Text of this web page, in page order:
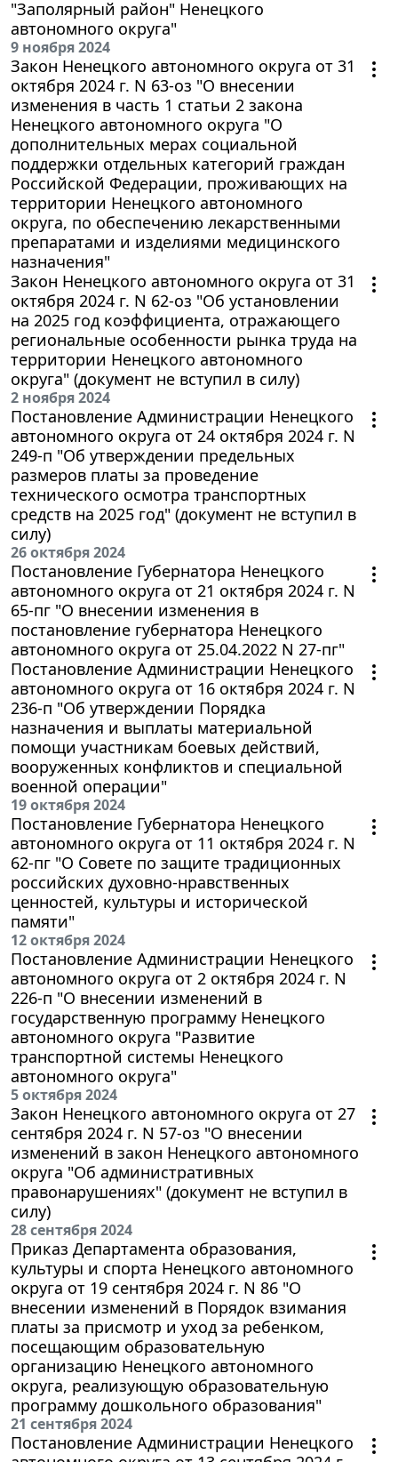
"Заполярный район" Ненецкого
автономного округа"
9 ноября 2024
Закон Ненецкого автономного округа от 31
октября 2024 г. N 63-оз "О внесении
изменения в часть 1 статьи 2 закона
Ненецкого автономного округа "О
дополнительных мерах социальной
поддержки отдельных категорий граждан
Российской Федерации, проживающих на
территории Ненецкого автономного
округа, по обеспечению лекарственными
препаратами и изделиями медицинского
назначения"
Закон Ненецкого автономного округа от 31
октября 2024 г. N 62-оз "Об установлении
на 2025 год коэффициента, отражающего
региональные особенности рынка труда на
территории Ненецкого автономного
округа" (документ не вступил в силу)
2 ноября 2024
Постановление Администрации Ненецкого
автономного округа от 24 октября 2024 г. N
249-п "Об утверждении предельных
размеров платы за проведение
технического осмотра транспортных
средств на 2025 год" (документ не вступил в
силу)
26 октября 2024
Постановление Губернатора Ненецкого
автономного округа от 21 октября 2024 г. N
65-пг "О внесении изменения в
постановление губернатора Ненецкого
автономного округа от 25.04.2022 N 27-пг"
Постановление Администрации Ненецкого
автономного округа от 16 октября 2024 г. N
236-п "Об утверждении Порядка
назначения и выплаты материальной
помощи участникам боевых действий,
вооруженных конфликтов и специальной
военной операции"
19 октября 2024
Постановление Губернатора Ненецкого
автономного округа от 11 октября 2024 г. N
62-пг "О Совете по защите традиционных
российских духовно-нравственных
ценностей, культуры и исторической
памяти"
12 октября 2024
Постановление Администрации Ненецкого
автономного округа от 2 октября 2024 г. N
226-п "О внесении изменений в
государственную программу Ненецкого
автономного округа "Развитие
транспортной системы Ненецкого
автономного округа"
5 октября 2024
Закон Ненецкого автономного округа от 27
сентября 2024 г. N 57-оз "О внесении
изменений в закон Ненецкого автономного
округа "Об административных
правонарушениях" (документ не вступил в
силу)
28 сентября 2024
Приказ Департамента образования,
культуры и спорта Ненецкого автономного
округа от 19 сентября 2024 г. N 86 "О
внесении изменений в Порядок взимания
платы за присмотр и уход за ребенком,
посещающим образовательную
организацию Ненецкого автономного
округа, реализующую образовательную
программу дошкольного образования"
21 сентября 2024
Постановление Администрации Ненецкого